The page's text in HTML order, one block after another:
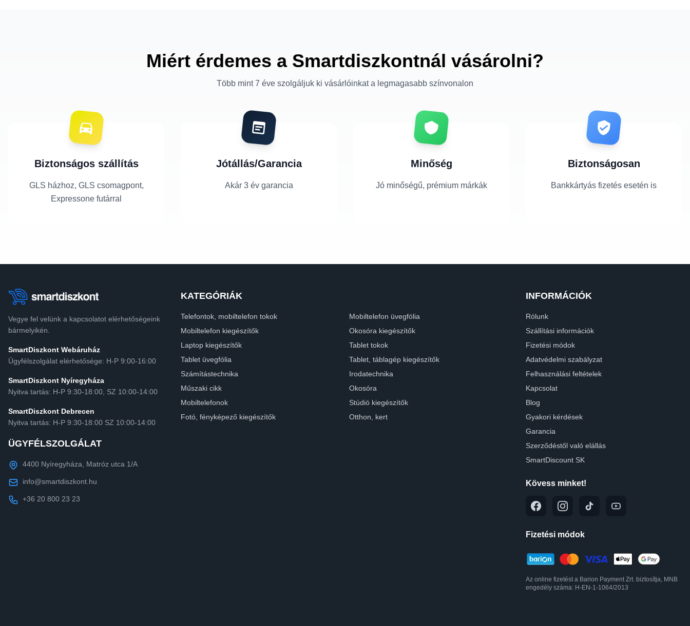
Miért érdemes a Smartdiszkontnál vásárolni?
Több mint 7 éve szolgáljuk ki vásárlóinkat a legmagasabb színvonalon
Biztonságos szállítás
GLS házhoz, GLS csomagpont,
Expressone futárral
Jótállás/Garancia
Akár 3 év garancia
Minőség
Jó minőségű, prémium márkák
Biztonságosan
Bankkártyás fizetés esetén is
Vegye fel velünk a kapcsolatot elérhetőségeink
bármelyikén.
SmartDiszkont Webáruház
Ügyfélszolgálat elérhetősége: H-P 9:00-16:00
SmartDiszkont Nyíregyháza
Nyitva tartás: H-P 9:30-18:00, SZ 10:00-14:00
SmartDiszkont Debrecen
Nyitva tartás: H-P 9:30-18:00 SZ 10:00-14:00
ÜGYFÉLSZOLGÁLAT
4400 Nyíregyháza, Matróz utca 1/A
info@smartdiszkont.hu
+36 20 800 23 23
KATEGÓRIÁK
Telefontok, mobiltelefon tokok
Mobiltelefon üvegfólia
Mobiltelefon kiegészítők
Okosóra kiegészítők
Laptop kiegészítők
Tablet tokok
Tablet üvegfólia
Tablet, táblagép kiegészítők
Számítástechnika
Irodatechnika
Műszaki cikk
Okosóra
Mobiltelefonok
Stúdió kiegészítők
Fotó, fényképező kiegészítők
Otthon, kert
INFORMÁCIÓK
Rólunk
Szállítási információk
Fizetési módok
Adatvédelmi szabályzat
Felhasználási feltételek
Kapcsolat
Blog
Gyakori kérdések
Garancia
Szerződéstől való elállás
SmartDiscount SK
Kövess minket!
Fizetési módok
Az online fizetést a Barion Payment Zrt. biztosítja, MNB
engedély száma: H-EN-1-1064/2013